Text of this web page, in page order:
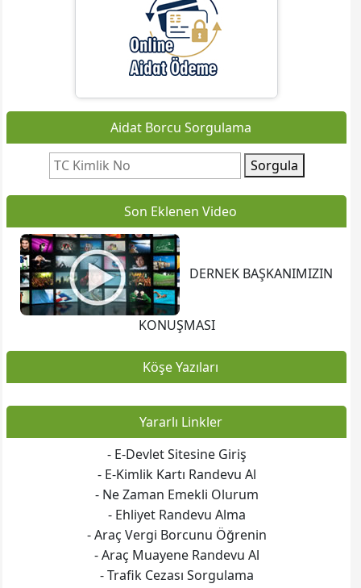
Aidat Borcu Sorgulama
Sorgula
Son Eklenen Video
DERNEK BAŞKANIMIZIN
KONUŞMASI
Köşe Yazıları
Yararlı Linkler
- E-Devlet Sitesine Giriş
- E-Kimlik Kartı Randevu Al
- Ne Zaman Emekli Olurum
- Ehliyet Randevu Alma
- Araç Vergi Borcunu Öğrenin
- Araç Muayene Randevu Al
- Trafik Cezası Sorgulama